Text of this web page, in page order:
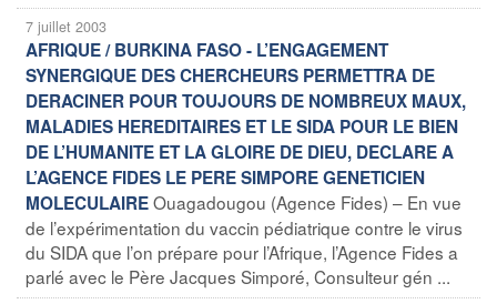
7 juillet 2003
AFRIQUE / BURKINA FASO - L’ENGAGEMENT
SYNERGIQUE DES CHERCHEURS PERMETTRA DE
DERACINER POUR TOUJOURS DE NOMBREUX MAUX,
MALADIES HEREDITAIRES ET LE SIDA POUR LE BIEN
DE L’HUMANITE ET LA GLOIRE DE DIEU, DECLARE A
L’AGENCE FIDES LE PERE SIMPORE GENETICIEN
MOLECULAIREOuagadougou (Agence Fides) – En vue
de l’expérimentation du vaccin pédiatrique contre le virus
du SIDA que l’on prépare pour l’Afrique, l’Agence Fides a
parlé avec le Père Jacques Simporé, Consulteur gén ...